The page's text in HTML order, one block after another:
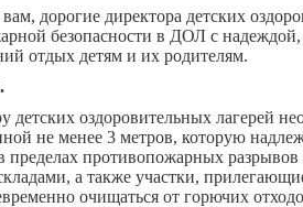
дорогие директора детских
безопасности в ДОЛ с
отдых детям и их родителям.
детских оздоровительных лагерей
не менее 3 метров, которую
пределах противопожарных
а также участки,
очищаться от горючих